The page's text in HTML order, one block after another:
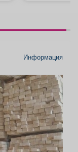
Информация